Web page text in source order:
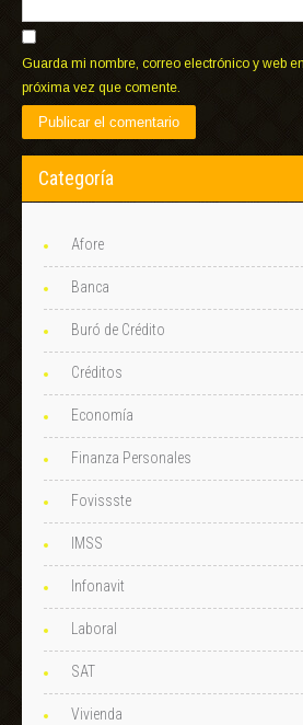
Guarda mi nombre, correo electrónico y web
próxima vez que comente.
Categoría
Afore
Banca
Buró de Crédito
Créditos
Economía
Finanza Personales
Fovissste
IMSS
Infonavit
Laboral
SAT
Vivienda